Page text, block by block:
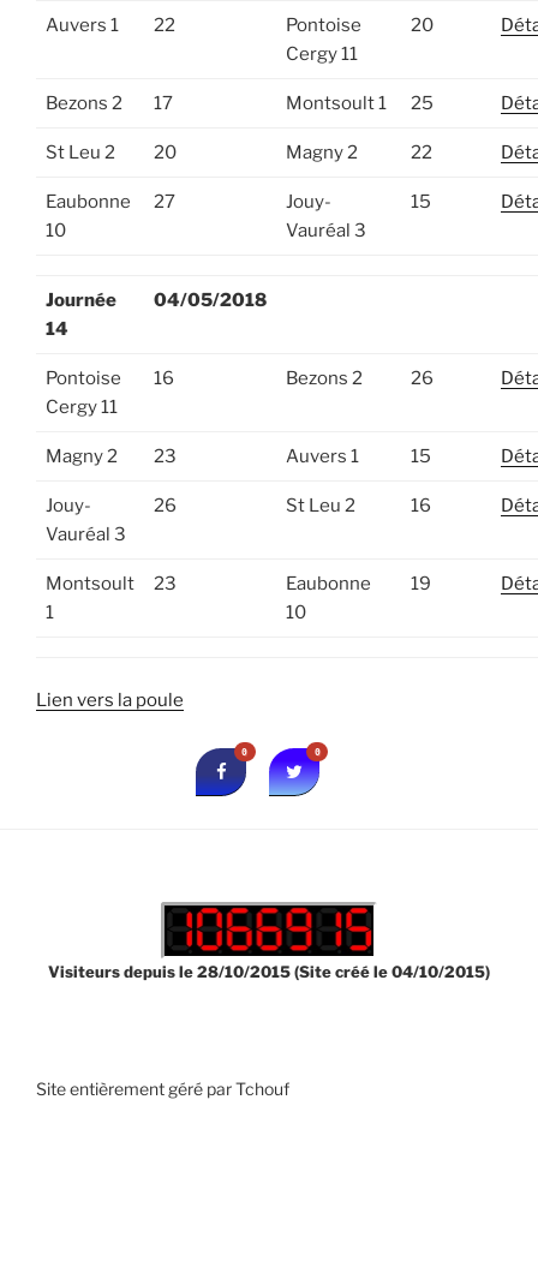
Auvers 1 22
Pontoise
Cergy 11
20
Bezons 2 17 Montsoult 1 25
St Leu 2 20 Magny 2 22
Eaubonne
10
27
Jouy-
Vauréal 3
15
Journée
14
04/05/2018
Pontoise
Cergy 11
16 Bezons 2 26
Magny 2 23 Auvers 1 15
Jouy-
Vauréal 3
26 St Leu 2 16
Montsoult
1
23
Eaubonne
10
19
Lien vers la poule
0 0
Visiteurs depuis le 28/10/2015 (Site créé le 04/10/2015)
Site entièrement géré par Tchouf